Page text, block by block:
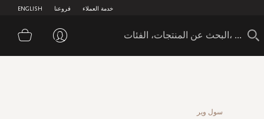
ENGLISH فروعنا خدمة العملاء
سلة
سول وير